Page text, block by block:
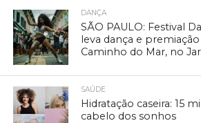
DANÇA
SÃO PAULO: Festival
leva dança e premiação
Caminho do Mar, no
SAÚDE
Hidratação caseira: 15
cabelo dos sonhos